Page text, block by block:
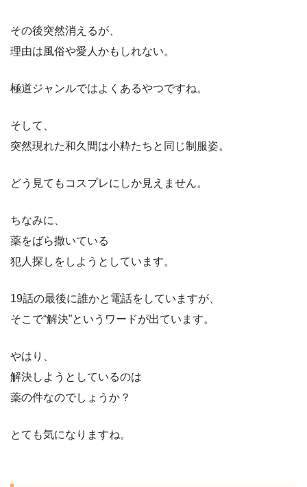
その後突然消えるが、
理由は風俗や愛人かもしれない。
極道ジャンルではよくあるやつですね。
そして、
突然現れた和久間は小粋たちと同じ制服姿。
どう見てもコスプレにしか見えません。
ちなみに、
薬をばら撒いている
犯人探しをしようとしています。
19話の最後に誰かと電話をしていますが、
そこで“解決”というワードが出ています。
やはり、
解決しようとしているのは
薬の件なのでしょうか？
とても気になりますね。